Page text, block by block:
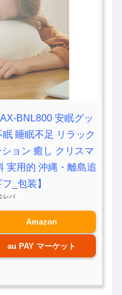
BNL800 安眠グッ
睡眠不足 リラック
ョン 癒し クリスマ
実用的 沖縄・離島追
_包装】
レバ
Amazon
au PAY マーケット